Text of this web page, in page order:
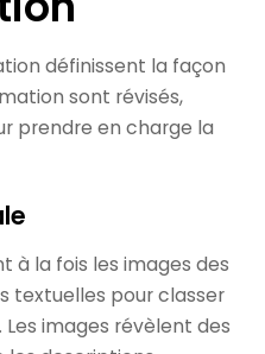
définissent la façon
sont révisés,
prendre en charge la
à la fois les images des
textuelles pour classer
images révèlent des